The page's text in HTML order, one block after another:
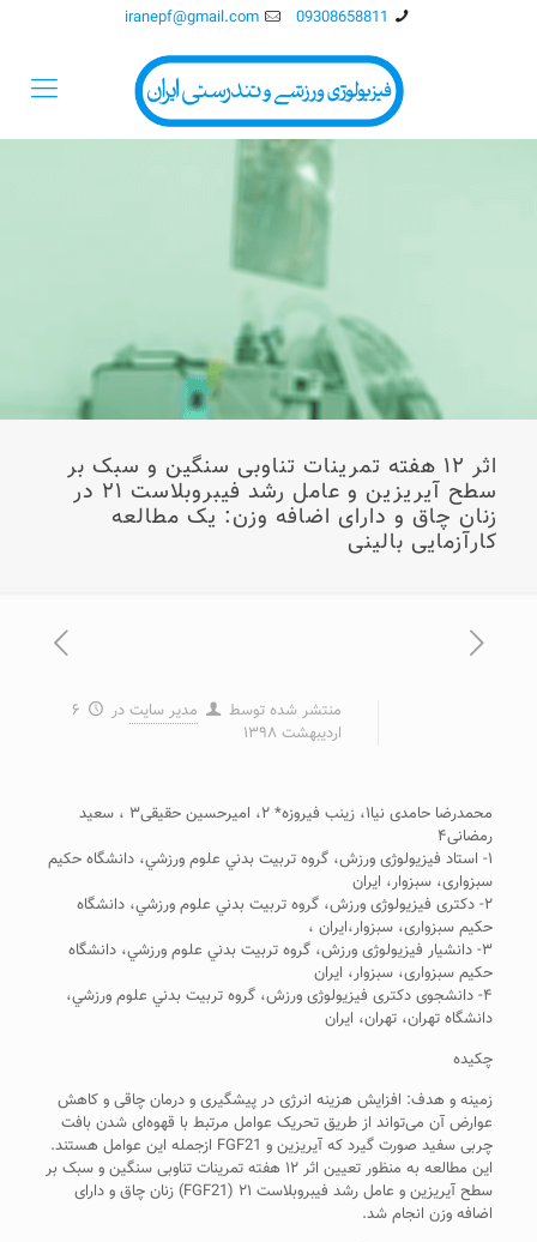
09308658811
iranepf@gmail.com
اثر ۱۲ هفته تمرینات تناوبی سنگین و سبک بر
سطح آیریزین و عامل رشد فیبروبلاست ۲۱ در
زنان چاق و دارای اضافه وزن: یک مطالعه
کارآزمایی بالینی
منتشر شده توسط مدیر سایت در
۶
اردیبهشت ۱۳۹۸
محمدرضا حامدی نیا۱، زینب فیروزه* ۲، امیرحسین حقیقی۳ ، سعید
رمضانی۴
۱- استاد فیزیولوژی ورزش، ﮔﺮوه ﺗﺮﺑﻴﺖ ﺑﺪﻧﻲ ﻋﻠﻮم ورزﺷﻲ، داﻧﺸﮕﺎه حکیم
سبزواری، سبزوار، ایران
۲- دﻛﺘﺮی ﻓﻴﺰﻳﻮﻟﻮژی ورزش، ﮔﺮوه ﺗﺮﺑﻴﺖ ﺑﺪﻧﻲ ﻋﻠﻮم ورزﺷﻲ، داﻧﺸﮕﺎه
حکیم سبزواری، سبزوار،ایران ،
۳- دانشیار ﻓﻴﺰﻳﻮﻟﻮژی ورزش، ﮔﺮوه ﺗﺮﺑﻴﺖ ﺑﺪﻧﻲ ﻋﻠﻮم ورزﺷﻲ، داﻧﺸﮕﺎه
حکیم سبزواری، سبزوار، ایران
۴- داﻧﺸﺠﻮی دﻛﺘﺮی ﻓﻴﺰﻳﻮﻟﻮژی ورزش، ﮔﺮوه ﺗﺮﺑﻴﺖ ﺑﺪﻧﻲ ﻋﻠﻮم ورزﺷﻲ،
داﻧﺸﮕﺎه تهران، تهران، ایران
چکیده
زمینه و هدف: افزایش هزینه انرژی در پیشگیری و درمان چاقی و کاهش
عوارض آن می‌تواند از طریق تحریک عوامل مرتبط با قهوه‌ای شدن بافت
چربی سفید صورت گیرد که آیریزین و FGF21 ازجمله این عوامل هستند.
این مطالعه به منظور تعیین اثر ۱۲ هفته تمرینات تناوبی سنگین و سبک بر
سطح آیریزین و عامل رشد فیبروبلاست ۲۱ (FGF21) زنان چاق و دارای
اضافه وزن انجام شد.